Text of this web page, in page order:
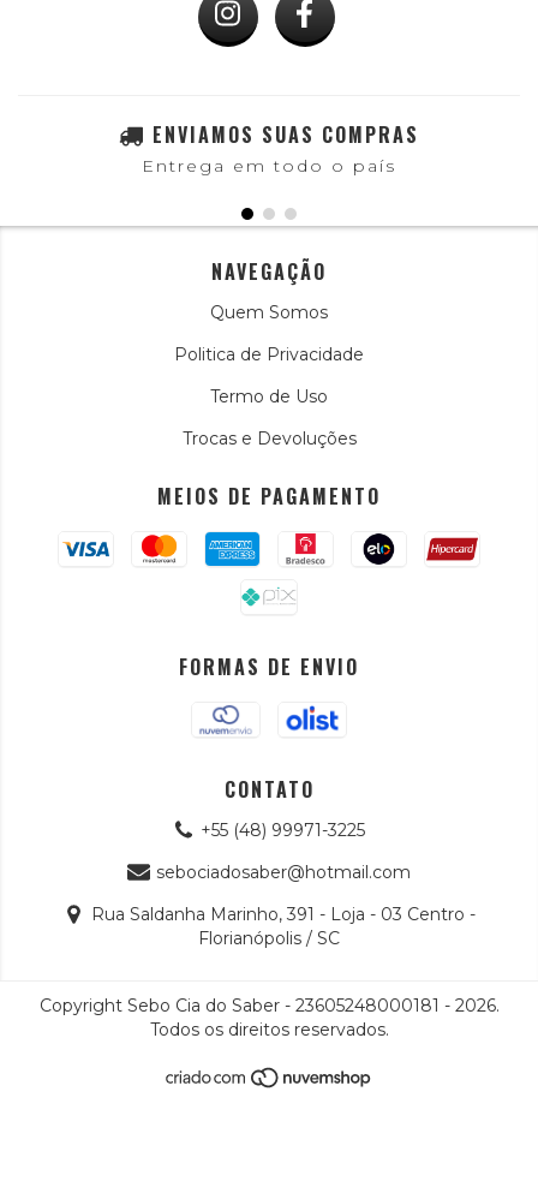
ENVIAMOS SUAS COMPRAS
Entrega em todo o país
NAVEGAÇÃO
Quem Somos
Politica de Privacidade
Termo de Uso
Trocas e Devoluções
MEIOS DE PAGAMENTO
FORMAS DE ENVIO
CONTATO
+55 (48) 99971-3225
sebociadosaber@hotmail.com
Rua Saldanha Marinho, 391 - Loja - 03 Centro -
Florianópolis / SC
Copyright Sebo Cia do Saber - 23605248000181 - 2026.
Todos os direitos reservados.